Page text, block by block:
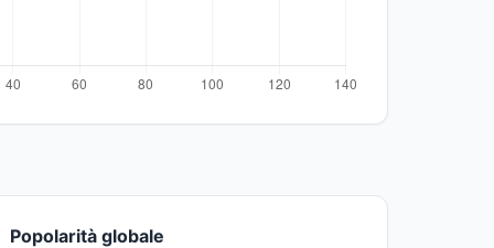
Popolarità globale